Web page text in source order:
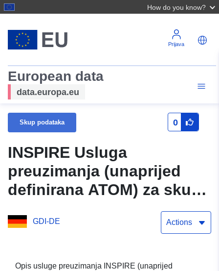
How do you know?
Prijava
European data
data.europa.eu
Skup podataka 0
INSPIRE Usluga
preuzimanja (unaprijed
definirana ATOM) za skup
podataka Kernstadt 1 1.
GDI-DE Actions
Opis usluge preuzimanja INSPIRE (unaprijed